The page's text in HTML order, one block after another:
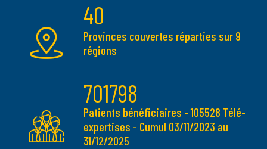
40
Provinces couvertes réparties sur 9
régions
701798
Patients bénéficiaires - 105528 Télé-
expertises - Cumul 03/11/2023 au
31/12/2025